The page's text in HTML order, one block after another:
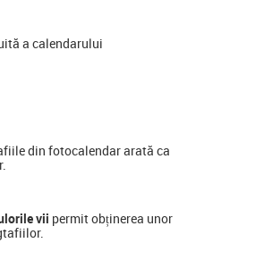
a calendarului
din fotocalendar arată ca
vii permit obținerea unor